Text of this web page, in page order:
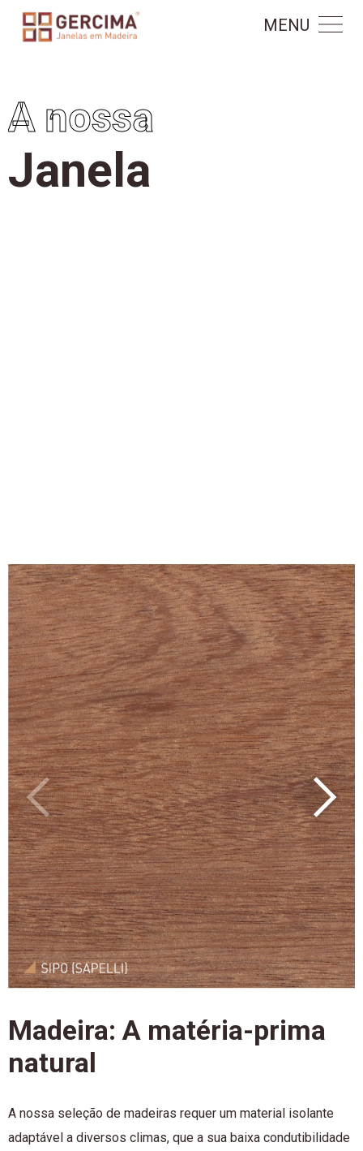
MENU
A nossa
Janela
Madeira: A matéria-prima
natural
A nossa seleção de madeiras requer um material isolante
adaptável a diversos climas, que a sua baixa condutibilidade